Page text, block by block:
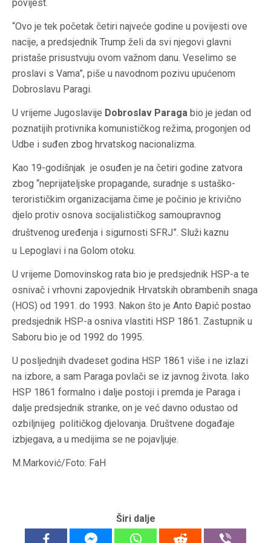
povijest.
“Ovo je tek početak četiri najveće godine u povijesti ove
nacije, a predsjednik Trump želi da svi njegovi glavni
pristaše prisustvuju ovom važnom danu. Veselimo se
proslavi s Vama”, piše u navodnom pozivu upućenom
Dobroslavu Paragi.
U vrijeme Jugoslavije Dobroslav Paraga bio je jedan od
poznatijih protivnika komunističkog režima, progonjen od
Udbe i suđen zbog hrvatskog nacionalizma.
Kao 19-godišnjak je osuđen je na četiri godine zatvora
zbog “neprijateljske propagande, suradnje s ustaško-
terorističkim organizacijama čime je počinio je krivično
djelo protiv osnova socijalističkog samoupravnog
društvenog uređenja i sigurnosti SFRJ”. Služi kaznu
u Lepoglavi i na Golom otoku.
U vrijeme Domovinskog rata bio je predsjednik HSP-a te
osnivač i vrhovni zapovjednik Hrvatskih obrambenih snaga
(HOS) od 1991. do 1993. Nakon što je Anto Đapić postao
predsjednik HSP-a osniva vlastiti HSP 1861. Zastupnik u
Saboru bio je od 1992 do 1995.
U posljednjih dvadeset godina HSP 1861 više i ne izlazi
na izbore, a sam Paraga povlači se iz javnog života. Iako
HSP 1861 formalno i dalje postoji i premda je Paraga i
dalje predsjednik stranke, on je već davno odustao od
ozbiljnijeg političkog djelovanja. Društvene događaje
izbjegava, a u medijima se ne pojavljuje.
M.Marković/Foto: FaH
Širi dalje